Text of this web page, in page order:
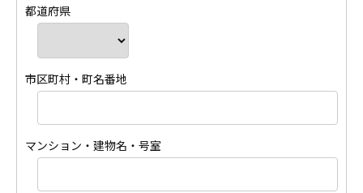
都道府県
市区町村・町名番地
マンション・建物名・号室